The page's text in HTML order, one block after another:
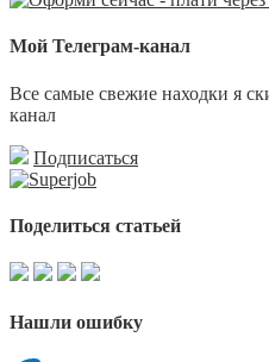
Мой Телеграм-канал
Все самые свежие находки я
канал
Подписаться
Поделиться статьей
Нашли ошибку